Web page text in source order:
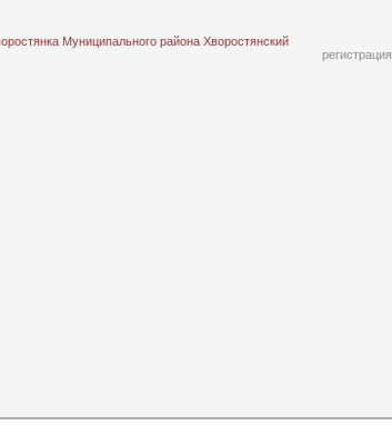
Муниципального района Хворостянский
регистрация